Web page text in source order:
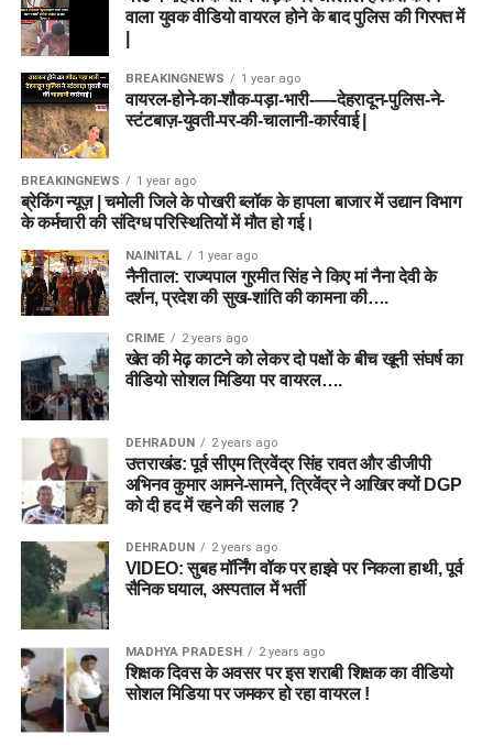
वाला युवक वीडियो वायरल होने के बाद पुलिस की गिरफ्त में
BREAKINGNEWS 1 year ago
वायरल-होने-का-शौक-पड़ा-भारी-—-देहरादून-पुलिस-ने-
स्टंटबाज़-युवती-पर-की-चालानी-कार्रवाई |
BREAKINGNEWS 1 year ago
ब्रेकिंग न्यूज़ | चमोली जिले के पोखरी ब्लॉक के हापला बाजार में उद्यान विभाग
के कर्मचारी की संदिग्ध परिस्थितियों में मौत हो गई।
NAINITAL 1 year ago
नैनीताल: राज्यपाल गुरमीत सिंह ने किए मां नैना देवी के
दर्शन, प्रदेश की सुख-शांति की कामना की….
CRIME 2 years ago
खेत की मेढ़ काटने को लेकर दो पक्षों के बीच खूनी संघर्ष का
वीडियो सोशल मिडिया पर वायरल….
DEHRADUN 2 years ago
उत्तराखंड: पूर्व सीएम त्रिवेंद्र सिंह रावत और डीजीपी
अभिनव कुमार आमने-सामने, त्रिवेंद्र ने आखिर क्यों DGP
को दी हद में रहने की सलाह ?
DEHRADUN 2 years ago
VIDEO: सुबह मॉर्निंग वॉक पर हाइवे पर निकला हाथी, पूर्व
सैनिक घयाल, अस्पताल में भर्ती
MADHYA PRADESH 2 years ago
शिक्षक दिवस के अवसर पर इस शराबी शिक्षक का वीडियो
सोशल मिडिया पर जमकर हो रहा वायरल !